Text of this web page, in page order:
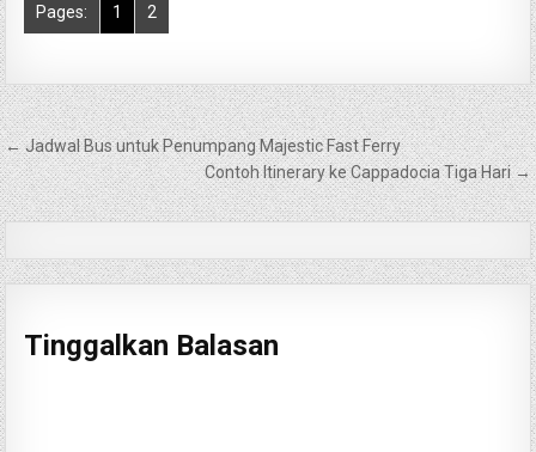
Pages: 1 2
Navigasi
pos
← Jadwal Bus untuk Penumpang Majestic Fast Ferry
Contoh Itinerary ke Cappadocia Tiga Hari →
Tinggalkan Balasan